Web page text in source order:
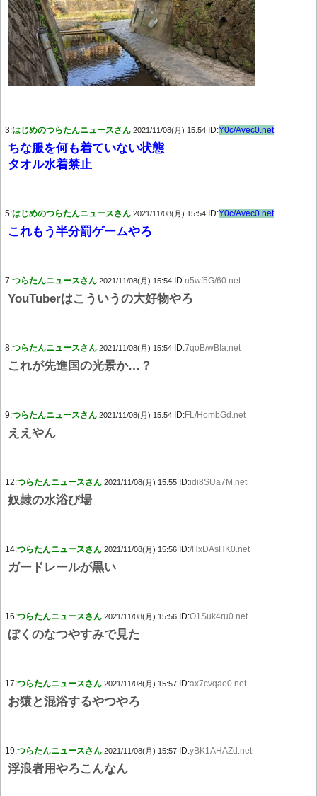
3:はじめのつらたんニュースさん 2021/11/08(月) 15:54 ID:Y0c/Avec0.net
ちな服を何も着ていない状態
タオル水着禁止
5:はじめのつらたんニュースさん 2021/11/08(月) 15:54 ID:Y0c/Avec0.net
これもう半分罰ゲームやろ
7:つらたんニュースさん 2021/11/08(月) 15:54 ID:n5wf5G/60.net
YouTuberはこういうの大好物やろ
8:つらたんニュースさん 2021/11/08(月) 15:54 ID:7qoB/wBIa.net
これが先進国の光景か…？
9:つらたんニュースさん 2021/11/08(月) 15:54 ID:FL/HombGd.net
ええやん
12:つらたんニュースさん 2021/11/08(月) 15:55 ID:idi8SUa7M.net
奴隷の水浴び場
14:つらたんニュースさん 2021/11/08(月) 15:56 ID:/HxDAsHK0.net
ガードレールが黒い
16:つらたんニュースさん 2021/11/08(月) 15:56 ID:O1Suk4ru0.net
ぼくのなつやすみで見た
17:つらたんニュースさん 2021/11/08(月) 15:57 ID:ax7cvqae0.net
お猿と混浴するやつやろ
19:つらたんニュースさん 2021/11/08(月) 15:57 ID:yBK1AHAZd.net
浮浪者用やろこんなん